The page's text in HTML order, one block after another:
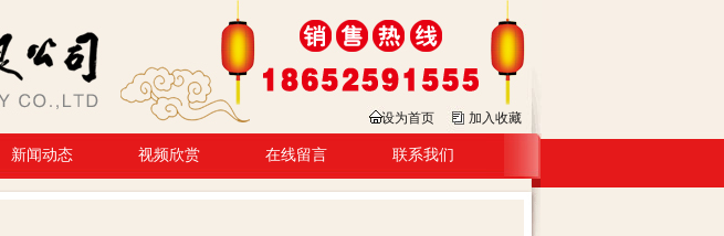
设为首页 加入收藏
新闻动态 视频欣赏 在线留言 联系我们